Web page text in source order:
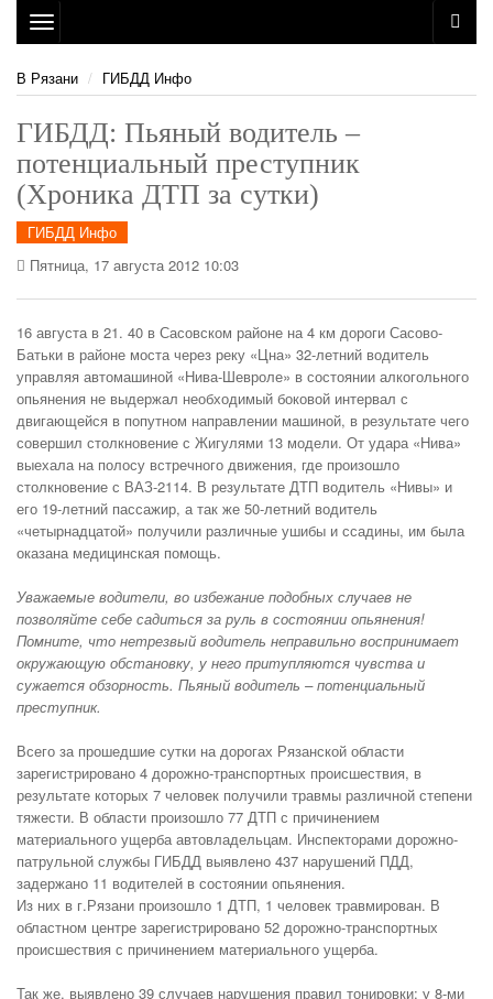
Toggle
navigation
В Рязани
ГИБДД Инфо
ГИБДД: Пьяный водитель –
потенциальный преступник
(Хроника ДТП за сутки)
ГИБДД Инфо
Пятница, 17 августа 2012 10:03
16 августа в 21. 40 в Сасовском районе на 4 км дороги Сасово-
Батьки в районе моста через реку «Цна» 32-летний водитель
управляя автомашиной «Нива-Шевроле» в состоянии алкогольного
опьянения не выдержал необходимый боковой интервал с
двигающейся в попутном направлении машиной, в результате чего
совершил столкновение с Жигулями 13 модели. От удара «Нива»
выехала на полосу встречного движения, где произошло
столкновение с ВАЗ-2114. В результате ДТП водитель «Нивы» и
его 19-летний пассажир, а так же 50-летний водитель
«четырнадцатой» получили различные ушибы и ссадины, им была
оказана медицинская помощь.
Уважаемые водители, во избежание подобных случаев не
позволяйте себе садиться за руль в состоянии опьянения!
Помните, что нетрезвый водитель неправильно воспринимает
окружающую обстановку, у него притупляются чувства и
сужается обзорность. Пьяный водитель – потенциальный
преступник.
Всего за прошедшие сутки на дорогах Рязанской области
зарегистрировано 4 дорожно-транспортных происшествия, в
результате которых 7 человек получили травмы различной степени
тяжести. В области произошло 77 ДТП с причинением
материального ущерба автовладельцам. Инспекторами дорожно-
патрульной службы ГИБДД выявлено 437 нарушений ПДД,
задержано 11 водителей в состоянии опьянения.
Из них в г.Рязани произошло 1 ДТП, 1 человек травмирован. В
областном центре зарегистрировано 52 дорожно-транспортных
происшествия с причинением материального ущерба.
Так же, выявлено 39 случаев нарушения правил тонировки; у 8-ми